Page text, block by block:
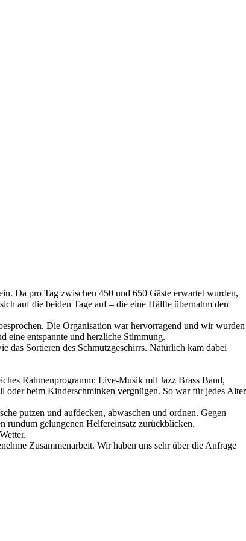
Da pro Tag zwischen 450 und 650 Gäste erwartet wurden,
auf die beiden Tage auf – die eine Hälfte übernahm den
Die Organisation war hervorragend und wir wurden
eine entspannte und herzliche Stimmung.
das Sortieren des Schmutzgeschirrs. Natürlich kam dabei
Rahmenprogramm: Live-Musik mit Jazz Brass Band,
oder beim Kinderschminken vergnügen. So war für jedes Alter
putzen und aufdecken, abwaschen und ordnen. Gegen
rundum gelungenen Helfereinsatz zurückblicken.
Zusammenarbeit. Wir haben uns sehr über die Anfrage